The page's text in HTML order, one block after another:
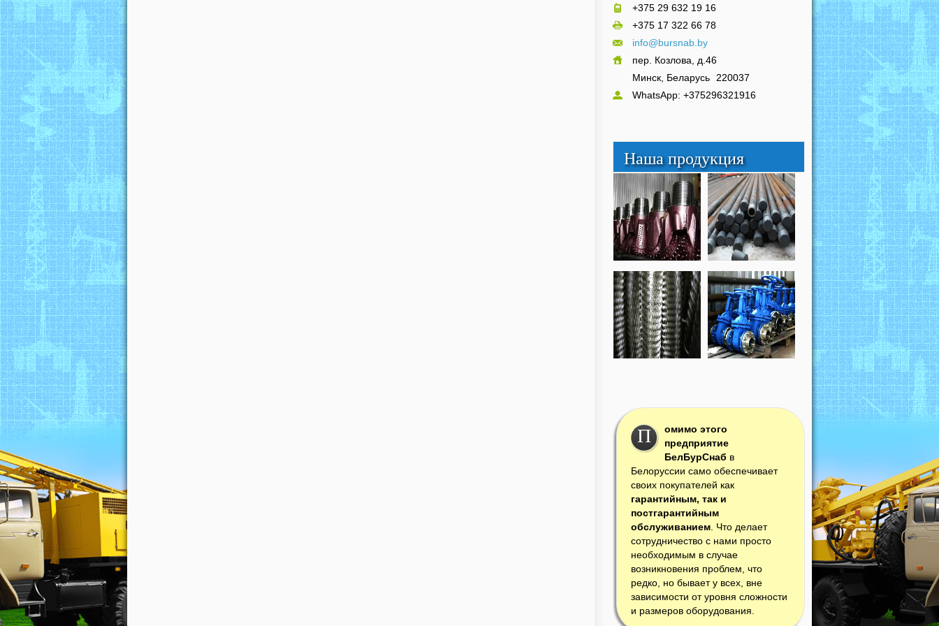
+375 29 632 19 16
+375 17 322 66 78
info@bursnab.by
пер. Козлова, д.46
Минск, Беларусь 220037
WhatsApp: +375296321916
Наша продукция
П
омимо этого
предприятие
БелБурСнаб в
Белоруссии само обеспечивает
своих покупателей как
гарантийным, так и
постгарантийным
обслуживанием. Что делает
сотрудничество с нами просто
необходимым в случае
возникновения проблем, что
редко, но бывает у всех, вне
зависимости от уровня сложности
и размеров оборудования.